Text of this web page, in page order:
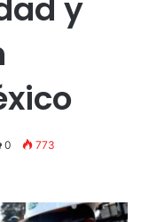
y
0 773